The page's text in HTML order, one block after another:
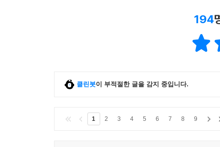
194
클린봇이 부적절한 글을 감지 중입니다.
1 2 3 4 5 6 7 8 9